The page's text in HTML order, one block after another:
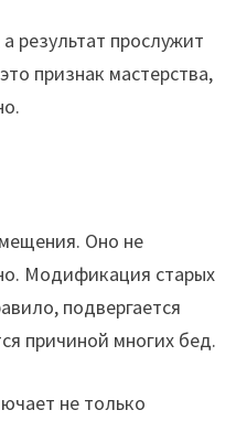
результат прослужит
признак мастерства,
Оно не
Модификация старых
подвергается
причиной многих бед.
не только